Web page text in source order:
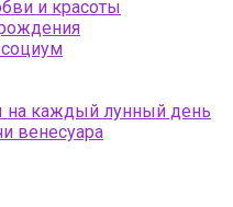
и красоты
каждый лунный день
венесуара